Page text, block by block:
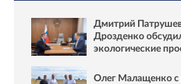
Дмитрий
Дрозденко
экологические
Олег Малащенко с